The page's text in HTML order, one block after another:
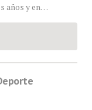
años y en…